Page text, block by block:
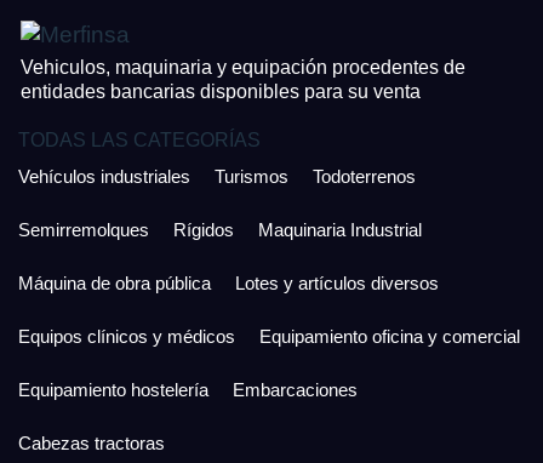
Vehiculos, maquinaria y equipación procedentes de
entidades bancarias disponibles para su venta
TODAS LAS CATEGORÍAS
Vehículos industriales
Turismos Todoterrenos
Semirremolques Rígidos Maquinaria Industrial
Máquina de obra pública Lotes y artículos diversos
Equipos clínicos y médicos Equipamiento oficina y comercial
Equipamiento hostelería Embarcaciones
Cabezas tractoras